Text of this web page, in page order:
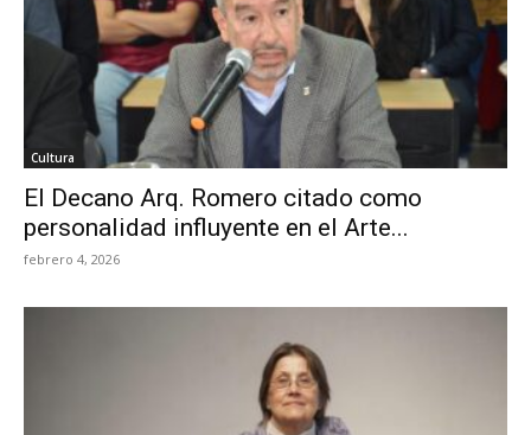
Cultura
El Decano Arq. Romero citado como
personalidad influyente en el Arte...
febrero 4, 2026